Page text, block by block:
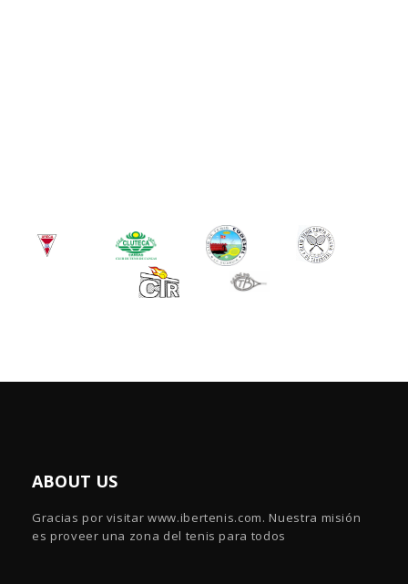
ABOUT US
Gracias por visitar www.ibertenis.com. Nuestra misión
es proveer una zona del tenis para todos